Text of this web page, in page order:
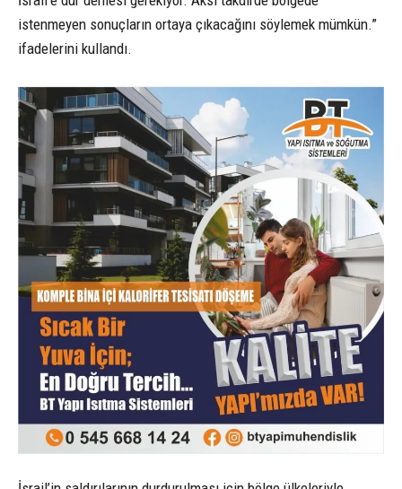
istenmeyen sonuçların ortaya çıkacağını söylemek mümkün.”
ifadelerini kullandı.